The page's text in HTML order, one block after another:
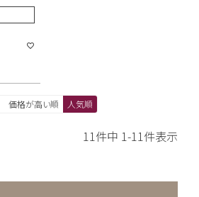
価格が高い順 人気順
11 件中 1-11 件表示